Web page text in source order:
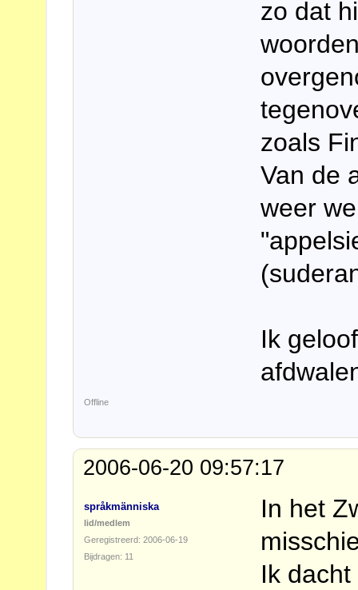
zo dat
zoals
Van de
weer
Ik
Offline
2006-06-20 09:57:17
språkmänniska
lid/medlem
Geregistreerd: 2006-06-19
Bijdragen: 11
In het
Ik